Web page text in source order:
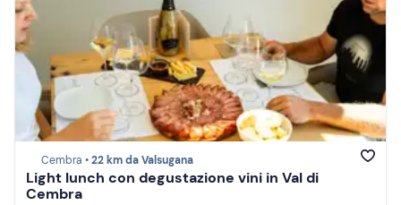
Cembra •22 km da Valsugana
Light lunch con degustazione vini in Val di
Cembra